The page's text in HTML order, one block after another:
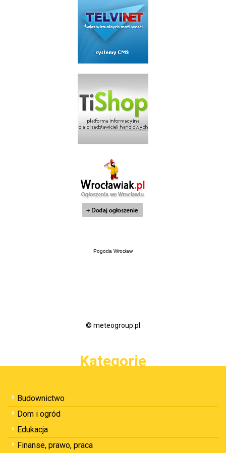
Pogoda Wrocław
© meteogroup.pl
Kategorie
Budownictwo
Dom i ogród
Edukacja
Finanse, prawo, praca